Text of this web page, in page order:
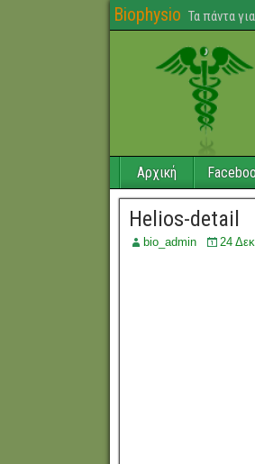
Biophysio Τα πάντα
Αρχική
Helios-detail
bio_admin 24